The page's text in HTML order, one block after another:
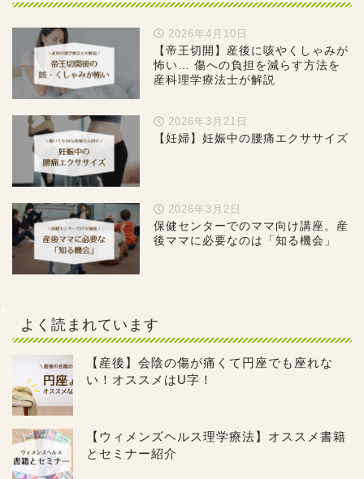
2026年4月10日
【帝王切開】産後に咳やくしゃみが
怖い… 傷への負担を減らす方法を
産科理学療法士が解説
2026年3月21日
【妊婦】妊娠中の腰痛エクササイズ
2026年3月2日
保健センターでのママ向け講座。産
後ママに必要なのは「知る機会」
よく読まれています
【産後】会陰の傷が痛くて円座でも座れな
い！オススメはU字！
【ウィメンズヘルス理学療法】オススメ書籍
とセミナー紹介